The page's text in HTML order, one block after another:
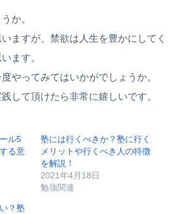
か。
ますが、禁欲は人生を豊かにしてく
ます。
やってみてはいかがでしょうか。
して頂けたら非常に嬉しいです。
ル5
る意
塾には行くべきか？塾に行く
メリットや行くべき人の特徴
を解説！
2021年4月18日
勉強関連
？塾